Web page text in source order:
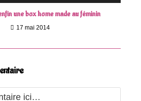
une box home made au féminin
17 mai 2014